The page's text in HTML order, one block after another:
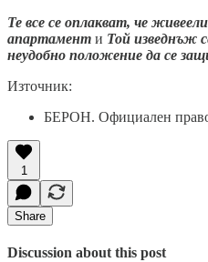
Те все се оплакват, че
апартамент и Той изведнъж
неудобно положение да се
Източник:
БЕРОН. Официален
1
Share
Discussion about this post